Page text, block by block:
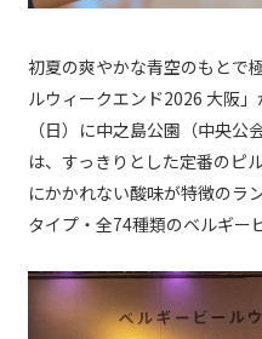
初夏の爽やかな青空のもとで
ルウィークエンド2026 大阪
（日）に中之島公園（中央
は、すっきりとした定番のピ
にかかれない酸味が特徴のラ
タイプ・全74種類のベルギー